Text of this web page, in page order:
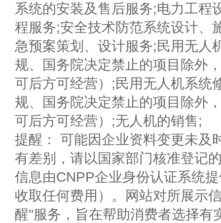
系统的安装及售后服务;电力工程
程服务;安全技术防范系统设计、
急预案策划、设计服务;民用无人
规、国务院决定禁止的项目除外
可后方可经营）;民用无人机系统
规、国务院决定禁止的项目除外
可后方可经营）;无人机的销售;
提醒： 可能因企业资料变更未及
有差别，请以国家部门核准登记
信息由CNPP企业身份认证系统
收取任何费用）。网站对所展示
醒"服务，旨在帮助消费者选择有